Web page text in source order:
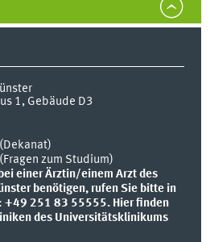
1, Gebäude D3
zum Studium)
einer Ärztin/einem Arzt des
benötigen, rufen Sie bitte in
+49 251 83 55555. Hier finden
des Universitätsklinikums